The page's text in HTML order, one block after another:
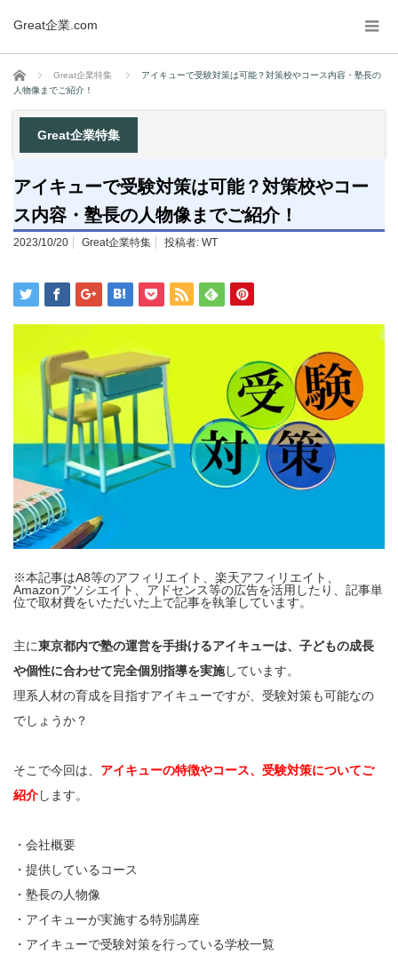
Great企業.com
ホーム Great企業特集
アイキューで受験対策は可能？対策校やコース内容・塾長の
人物像までご紹介！
Great企業特集
アイキューで受験対策は可能？対策校やコー
ス内容・塾長の人物像までご紹介！
2023/10/20 Great企業特集 投稿者: WT
※本記事はA8等のアフィリエイト、楽天アフィリエイト、
Amazonアソシエイト、アドセンス等の広告を活用したり、記事単
位で取材費をいただいた上で記事を執筆しています。
主に東京都内で塾の運営を手掛けるアイキューは、子どもの成長
や個性に合わせて完全個別指導を実施しています。
理系人材の育成を目指すアイキューですが、受験対策も可能なの
でしょうか？
そこで今回は、 アイキューの特徴やコース、受験対策についてご
紹介します。
・会社概要
・提供しているコース
・塾長の人物像
・アイキューが実施する特別講座
・アイキューで受験対策を行っている学校一覧